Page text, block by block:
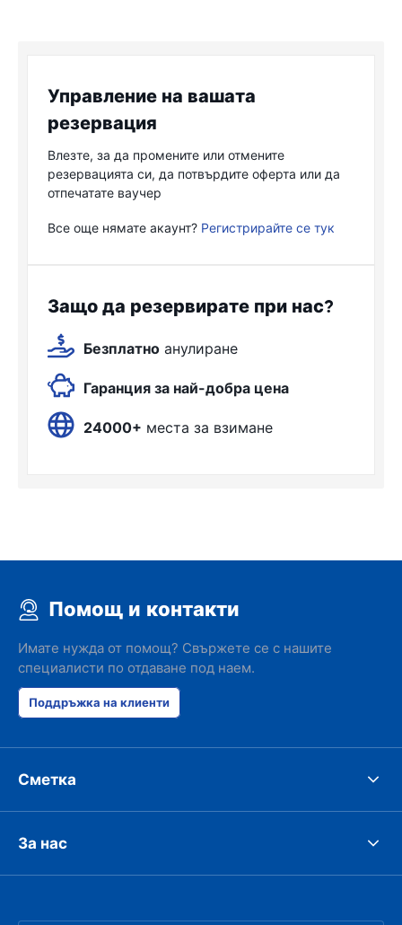
Управление на вашата
резервация
Влезте, за да промените или отмените
резервацията си, да потвърдите оферта или да
отпечатате ваучер
Все още нямате акаунт? Регистрирайте се тук
Защо да резервирате при нас?
Безплатно анулиране
Гаранция за най-добра цена
24000+ места за взимане
Помощ и контакти
Имате нужда от помощ? Свържете се с нашите
специалисти по отдаване под наем.
Поддръжка на клиенти
Сметка
За нас